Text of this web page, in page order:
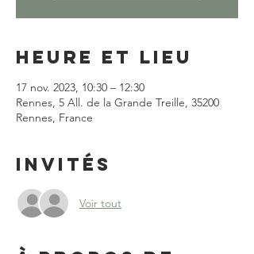
Heure et lieu
17 nov. 2023, 10:30 – 12:30
Rennes, 5 All. de la Grande Treille, 35200
Rennes, France
Invités
Voir tout